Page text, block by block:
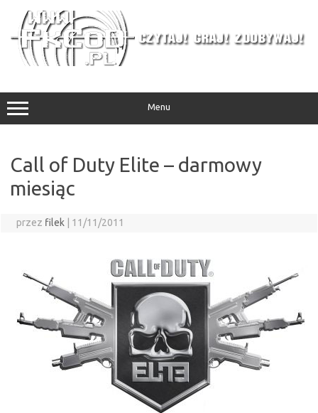
treści
Menu
Call of Duty Elite – darmowy
miesiąc
przez filek 11/11/2011